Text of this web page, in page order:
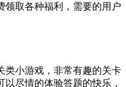
领取各种福利，需要的用户
类小游戏，非常有趣的关卡
尽情的体验答题的快乐，